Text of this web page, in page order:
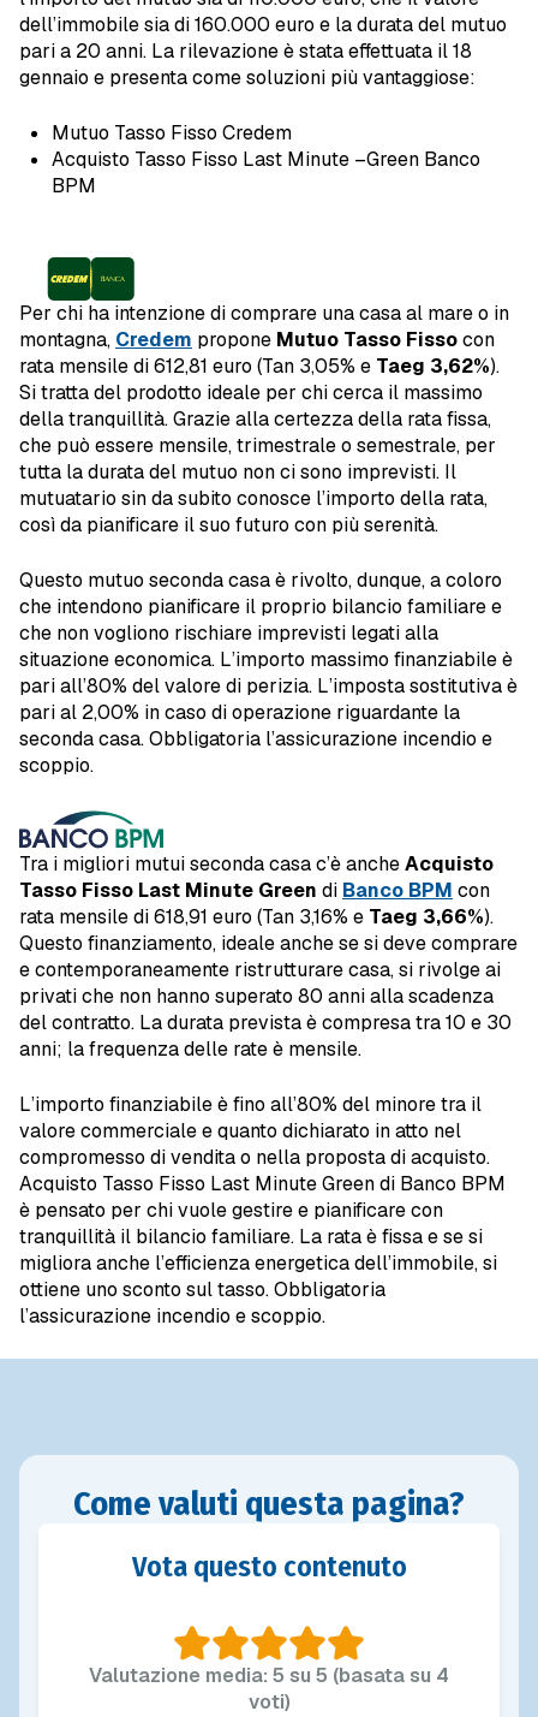
dell’immobile sia di 160.000 euro e la durata del mutuo
pari a 20 anni. La rilevazione è stata effettuata il 18
gennaio e presenta come soluzioni più vantaggiose:
Mutuo Tasso Fisso Credem
Acquisto Tasso Fisso Last Minute –Green Banco
BPM
Per chi ha intenzione di comprare una casa al mare o in
montagna, Credem propone Mutuo Tasso Fissocon
rata mensile di 612,81 euro (Tan 3,05% e Taeg 3,62%).
Si tratta del prodotto ideale per chi cerca il massimo
della tranquillità. Grazie alla certezza della rata fissa,
che può essere mensile, trimestrale o semestrale, per
tutta la durata del mutuo non ci sono imprevisti. Il
mutuatario sin da subito conosce l’importo della rata,
così da pianificare il suo futuro con più serenità.
Questo mutuo seconda casa è rivolto, dunque, a coloro
che intendono pianificare il proprio bilancio familiare e
che non vogliono rischiare imprevisti legati alla
situazione economica. L’importo massimo finanziabile è
pari all’80% del valore di perizia. L’imposta sostitutiva è
pari al 2,00% in caso di operazione riguardante la
seconda casa. Obbligatoria l’assicurazione incendio e
scoppio.
Tra i migliori mutui seconda casa c’è ancheAcquisto
Tasso Fisso Last Minute Green di Banco BPM con
rata mensile di 618,91 euro (Tan 3,16% e Taeg 3,66%).
Questo finanziamento, ideale anche se si deve comprare
e contemporaneamente ristrutturare casa, si rivolge ai
privati che non hanno superato 80 anni alla scadenza
del contratto. La durata prevista è compresa tra 10 e 30
anni; la frequenza delle rate è mensile.
L’importo finanziabile è fino all’80% del minore tra il
valore commerciale e quanto dichiarato in atto nel
compromesso di vendita o nella proposta di acquisto.
Acquisto Tasso Fisso Last Minute Green di Banco BPM
è pensato per chi vuole gestire e pianificare con
tranquillità il bilancio familiare. La rata è fissa e se si
migliora anche l’efficienza energetica dell’immobile, si
ottiene uno sconto sul tasso. Obbligatoria
l’assicurazione incendio e scoppio.
Come valuti questa pagina?
Vota questo contenuto
Valutazione media: 5 su 5 (basata su 4
voti)